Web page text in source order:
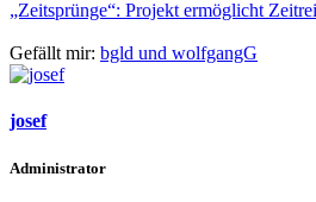
„Zeitsprünge“: Projekt ermöglicht
Gefällt mir: bgld und wolfgangG
josef
Administrator